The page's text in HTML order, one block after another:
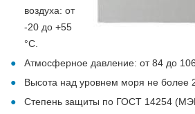
воздуха: от
-20 до +55
°С.
Атмосферное давление: от 84 до
Высота над уровнем моря не более
Степень защиты по ГОСТ 14254